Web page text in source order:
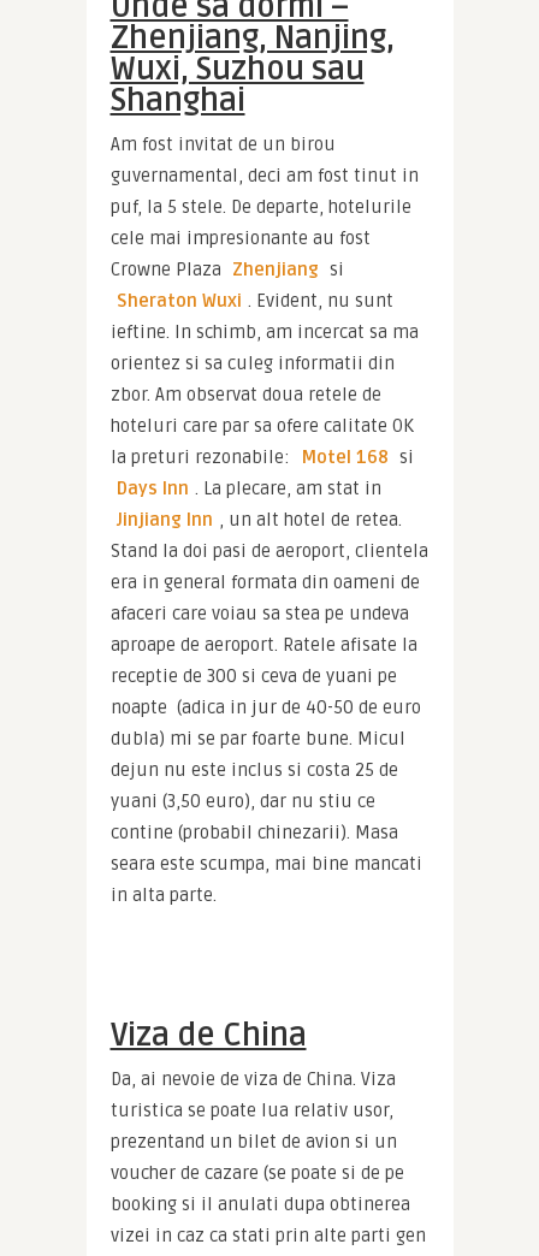
Zhenjiang, Nanjing,
Wuxi, Suzhou sau
Shanghai
Am fost invitat de un birou
guvernamental, deci am fost tinut in
puf, la 5 stele. De departe, hotelurile
cele mai impresionante au fost
Crowne Plaza
Zhenjiang
Sheraton Wuxi . Evident, nu sunt
ieftine. In schimb, am incercat sa ma
orientez si sa culeg informatii din
zbor. Am observat doua retele de
hoteluri care par sa ofere calitate OK
la preturi rezonabile:
Motel 168
Days Inn
Jinjiang Inn , un alt hotel de retea.
Stand la doi pasi de aeroport, clientela
era in general formata din oameni de
afaceri care voiau sa stea pe undeva
aproape de aeroport. Ratele afisate la
receptie de 300 si ceva de yuani pe
noapte  (adica in jur de 40-50 de euro
dubla) mi se par foarte bune. Micul
dejun nu este inclus si costa 25 de
yuani (3,50 euro), dar nu stiu ce
contine (probabil chinezarii). Masa
seara este scumpa, mai bine mancati
in alta parte.
Viza de China
Da, ai nevoie de viza de China. Viza
turistica se poate lua relativ usor,
prezentand un bilet de avion si un
voucher de cazare (se poate si de pe
booking si il anulati dupa obtinerea
vizei in caz ca stati prin alte parti gen